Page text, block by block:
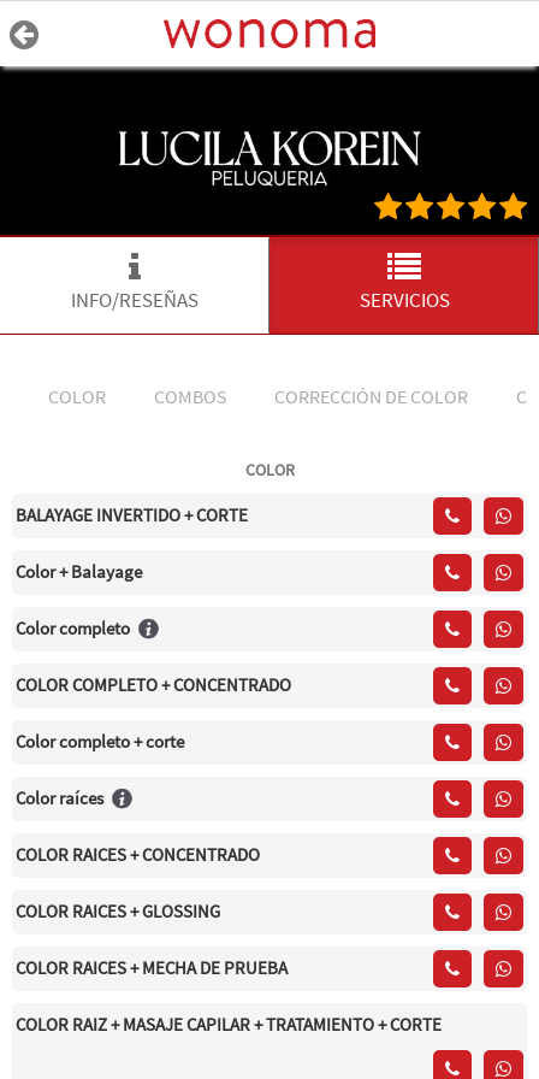
INFO/RESEÑAS SERVICIOS
COLOR COMBOS CORRECCIÓN DE COLOR
COLOR
BALAYAGE INVERTIDO + CORTE
Color + Balayage
Color completo
COLOR COMPLETO + CONCENTRADO
Color completo + corte
Color raíces
COLOR RAICES + CONCENTRADO
COLOR RAICES + GLOSSING
COLOR RAICES + MECHA DE PRUEBA
COLOR RAIZ + MASAJE CAPILAR + TRATAMIENTO + CORTE